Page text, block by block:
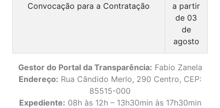
Convocação para a Contratação
a partir
de 03
de
agosto
Gestor do Portal da Transparência: Fabio Zanela
Endereço: Rua Cândido Merlo, 290 Centro, CEP:
85515-000
Expediente: 08h às 12h – 13h30min às 17h30min